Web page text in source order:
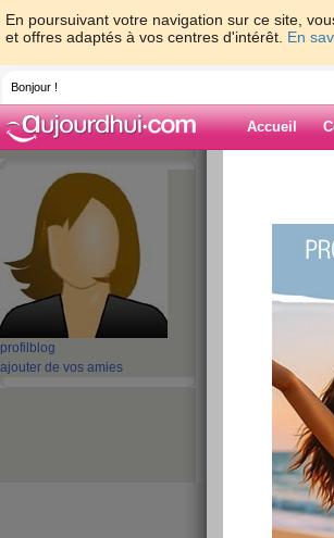
En poursuivant votre navigation sur ce site,
et offres adaptés à vos centres d'intérêt. En
Bonjour !
Accueil
profil blog
ajouter de vos amies
1700mAh Batterie
Blog
publié le 17/07/
Amazon Kindle
nos ST32 Batterie